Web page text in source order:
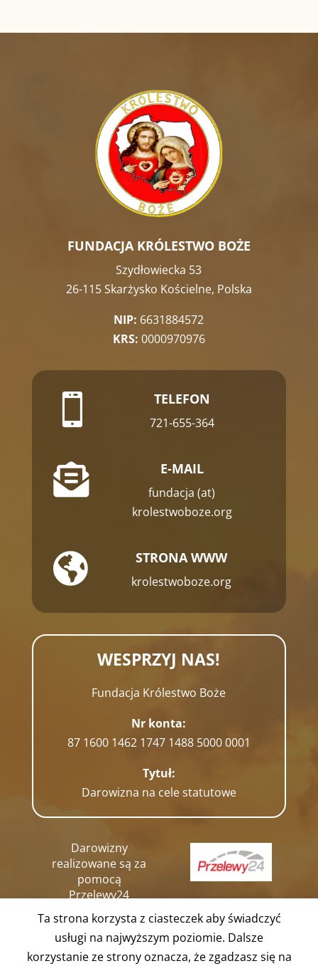
FUNDACJA KRÓLESTWO BOŻE
Szydłowiecka 53
26-115 Skarżysko Kościelne, Polska
NIP: 6631884572
KRS: 0000970976
 TELEFON
721-655-364
 E-MAIL
fundacja (at)
krolestwoboze.org
 STRONA WWW
krolestwoboze.org
WESPRZYJ NAS!
Fundacja Królestwo Boże
Nr konta:
87 1600 1462 1747 1488 5000 0001
Tytuł:
Darowizna na cele statutowe
Darowizny
realizowane są za
pomocą
Przelewy24
Ta strona korzysta z ciasteczek aby świadczyć
usługi na najwyższym poziomie. Dalsze
korzystanie ze strony oznacza, że zgadzasz się na